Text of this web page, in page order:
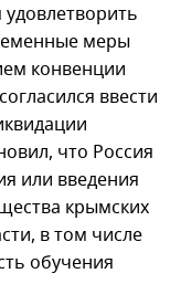
меры
конвенции
ввести
что Россия
или введения
крымских
в том числе
обучения